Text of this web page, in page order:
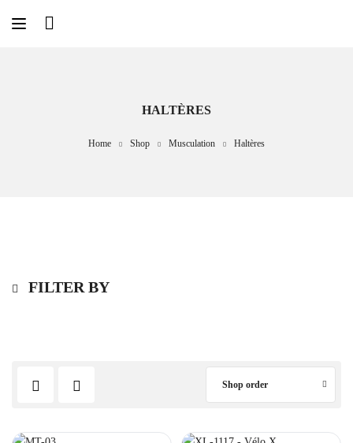
HALTÈRES
Home Shop Musculation Haltères
FILTER BY
Shop order